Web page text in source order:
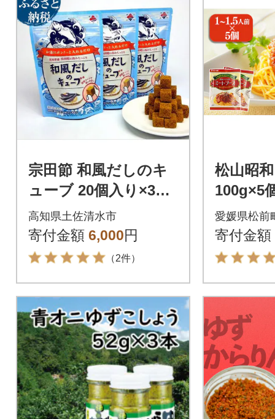
宗田節 和風だしのキ
ューブ 20個入り×3袋
だしの素 出汁 かつお
だし 鰹だし【R0006
2】
高知県土佐清水市
寄付金額 6,000円
（2件）
松山昭
100g×5
そ【
愛媛県松前
寄付金額